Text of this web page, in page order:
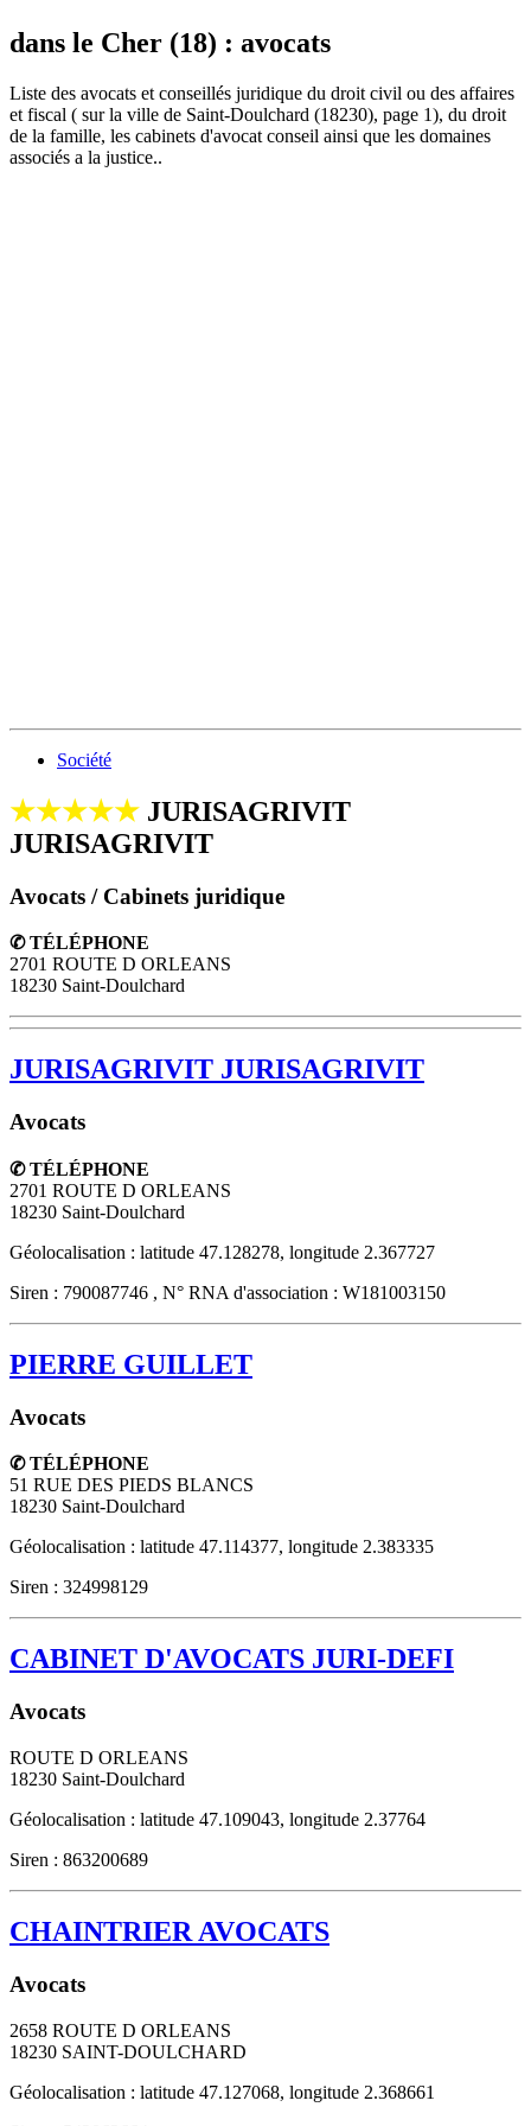
dans le Cher (18) : avocats
Liste des avocats et conseillés juridique du droit civil ou des affaires
et fiscal ( sur la ville de Saint-Doulchard (18230), page 1), du droit
de la famille, les cabinets d'avocat conseil ainsi que les domaines
associés a la justice..
Société
★★★★★ JURISAGRIVIT
JURISAGRIVIT
Avocats / Cabinets juridique
✆ TÉLÉPHONE
2701 ROUTE D ORLEANS
18230 Saint-Doulchard
JURISAGRIVIT JURISAGRIVIT
Avocats
✆ TÉLÉPHONE
2701 ROUTE D ORLEANS
18230 Saint-Doulchard
Géolocalisation : latitude 47.128278, longitude 2.367727
Siren : 790087746 , N° RNA d'association : W181003150
PIERRE GUILLET
Avocats
✆ TÉLÉPHONE
51 RUE DES PIEDS BLANCS
18230 Saint-Doulchard
Géolocalisation : latitude 47.114377, longitude 2.383335
Siren : 324998129
CABINET D'AVOCATS JURI-DEFI
Avocats
ROUTE D ORLEANS
18230 Saint-Doulchard
Géolocalisation : latitude 47.109043, longitude 2.37764
Siren : 863200689
CHAINTRIER AVOCATS
Avocats
2658 ROUTE D ORLEANS
18230 SAINT-DOULCHARD
Géolocalisation : latitude 47.127068, longitude 2.368661